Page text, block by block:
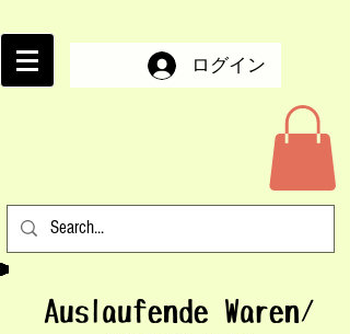
ログイン
Auslaufende Waren/